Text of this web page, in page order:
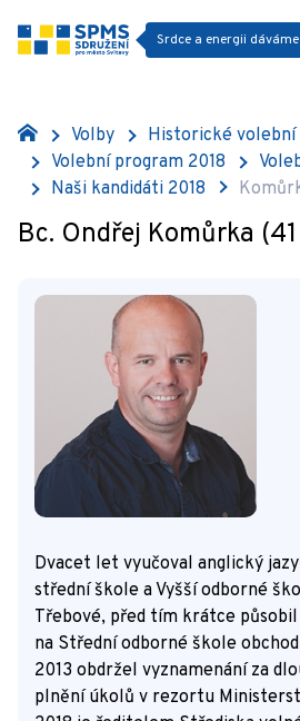
Srdce a energii
Volby
Historické volební
Volební program 2018
Naši kandidáti 2018
Bc. Ondřej Komůrka
Dvacet let vyučoval anglický
střední škole a Vyšší odborné
Třebové, před tím krátce
na Střední odborné škole
2013 obdržel vyznamenání za
plnění úkolů v rezortu